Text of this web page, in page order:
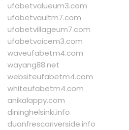
ufabetvalueum3.com
ufabetvaultm7.com
ufabetvillageum7.com
ufabetvoicem3.com
waveufabetm4.com
wayang88.net
websiteufabetm4.com
whiteufabetm4.com
anikalappy.com
dininghelsinki.info
duanfrescariverside.info